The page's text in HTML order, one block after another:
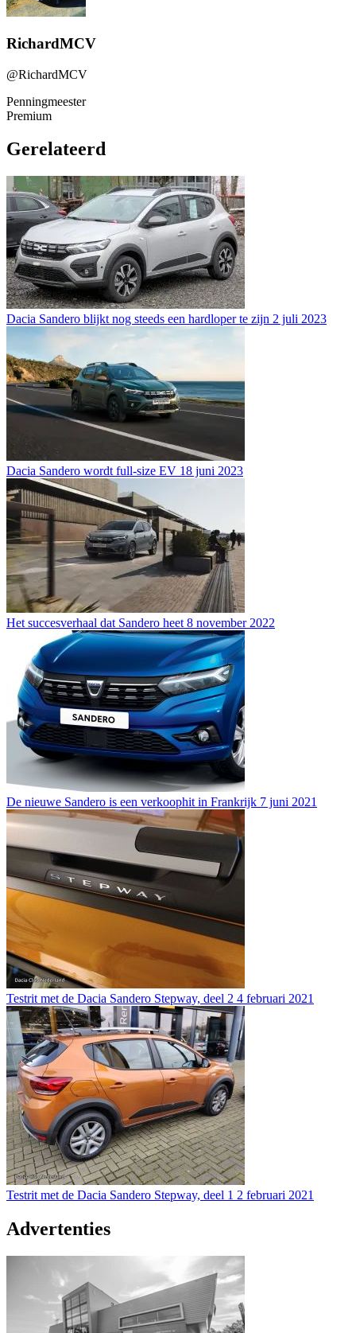
RichardMCV
@RichardMCV
Penningmeester
Premium
Gerelateerd
Dacia Sandero blijkt nog steeds een hardloper te zijn 2 juli 2023
Dacia Sandero wordt full-size EV 18 juni 2023
Het succesverhaal dat Sandero heet 8 november 2022
De nieuwe Sandero is een verkoophit in Frankrijk 7 juni 2021
Testrit met de Dacia Sandero Stepway, deel 2 4 februari 2021
Testrit met de Dacia Sandero Stepway, deel 1 2 februari 2021
Advertenties